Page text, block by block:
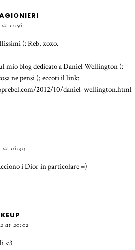
11:56
(: Reb, xoxo.
mio blog dedicato a Daniel Wellington (:
ne pensi (; eccoti il link:
2012/10/daniel-wellington.html
at 16:49
i Dior in particolare =)
at 20:02
<3